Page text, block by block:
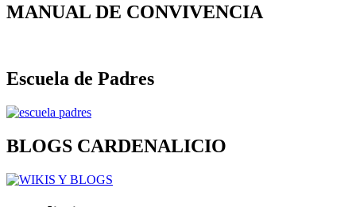
MANUAL DE CONVIVENCIA
Escuela de Padres
BLOGS CARDENALICIO